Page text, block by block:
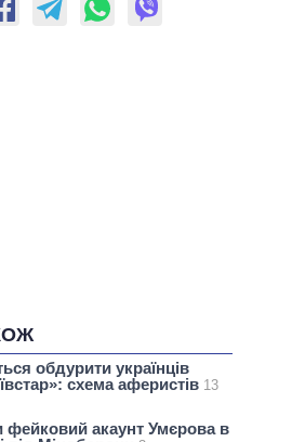
обдурити українців
схема аферистів 13
фейковий акаунт Умєрова в